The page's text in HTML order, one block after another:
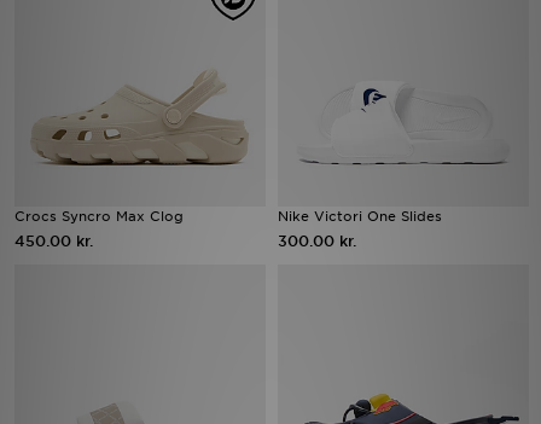
Crocs Syncro Max Clog
450.00 kr.
Nike Victori One Slides
300.00 kr.
Hjælp & information